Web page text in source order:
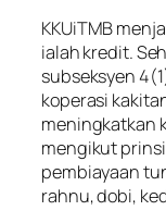
KKUiTMB
ialah kredit.
subseksyen
koperasi
meningkatkan
mengikut
pembiayaan
rahnu, dobi,